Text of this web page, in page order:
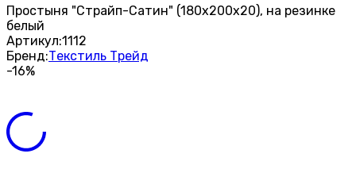
Простыня "Страйп-Сатин" (180х200х20), на резинке
белый
Артикул:1112
Бренд:Текстиль Трейд
-16%